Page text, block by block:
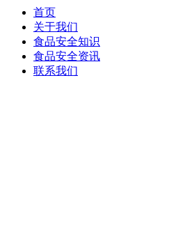
首页
关于我们
食品安全知识
食品安全资讯
联系我们